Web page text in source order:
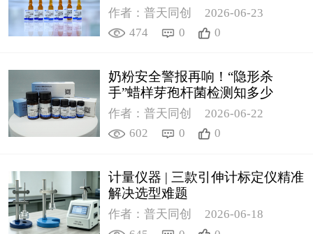
作者：普天同创
2026-06-23
474
0 0
奶粉安全警报再响！“隐形杀
手”蜡样芽孢杆菌检测知多少
作者：普天同创
2026-06-22
602
0 0
计量仪器 | 三款引伸计标定仪精准
解决选型难题
作者：普天同创
2026-06-18